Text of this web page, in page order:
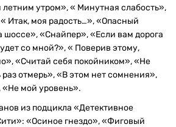
утром», « Минутная слабость»,
Итак, моя радость…», «Опасный
шоссе», «Снайпер», «Если вам дорога
со мной?», « Поверив этому,
«Считай себя покойником», «Не
отмерь», «В этом нет сомнения»,
«Не мой уровень».
из подцикла «Детективное
«Осиное гнездо», «Фиговый